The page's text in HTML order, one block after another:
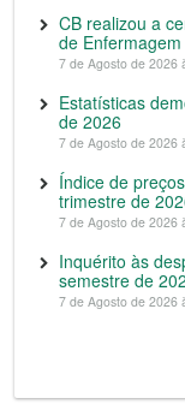
CB realizou a
de
7 de Agosto de 2026
Estatísticas
de 2026
7 de Agosto de 2026
Índice de
trimestre de
7 de Agosto de 2026
Inquérito às
semestre de
7 de Agosto de 2026